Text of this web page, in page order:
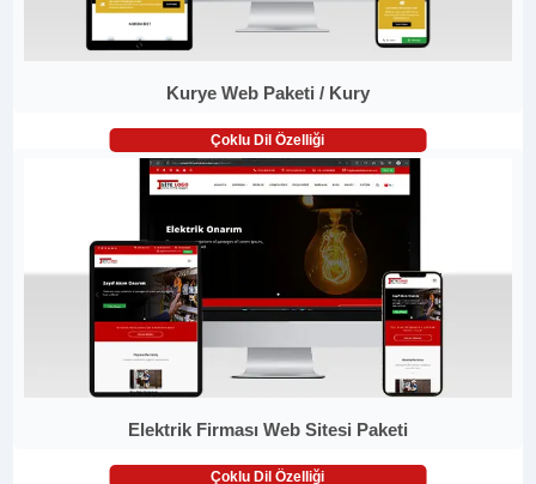
Kurye Web Paketi / Kury
Çoklu Dil Özelliği
Elektrik Firması Web Sitesi Paketi
Çoklu Dil Özelliği